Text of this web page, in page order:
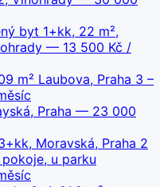
byt 1+kk, 22 m²,
— 13 500 Kč /
m² Laubova, Praha 3 –
Praha — 23 000
Moravská, Praha 2
u parku